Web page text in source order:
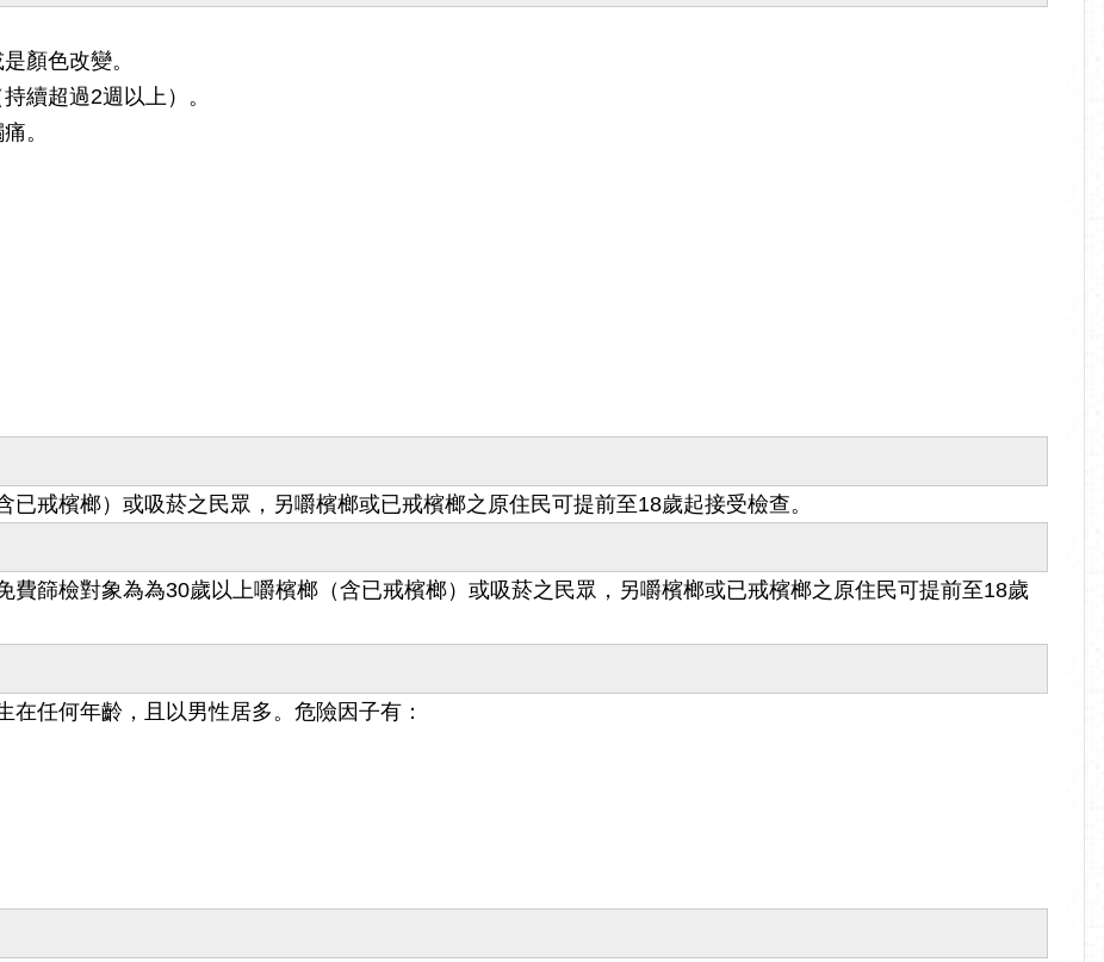
顏色改變。
續超過2週以上）。
。
戒檳榔）或吸菸之民眾，另嚼檳榔或已戒檳榔之原住民可提前至18歲起接受檢查。
費篩檢對象為為30歲以上嚼檳榔（含已戒檳榔）或吸菸之民眾，另嚼檳榔或已戒檳榔之原住民可提前至18歲
任何年齡，且以男性居多。危險因子有：